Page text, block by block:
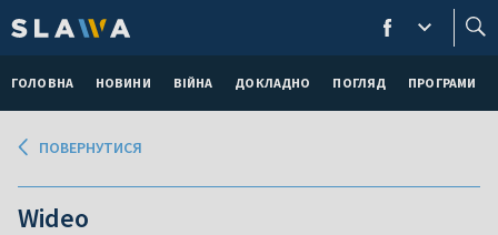
ГОЛОВНА НОВИНИ ВІЙНА ДОКЛАДНО ПОГЛЯД ПРОГРАМИ
ПОВЕРНУТИСЯ
Wideo